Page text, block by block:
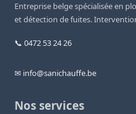
Entreprise belge spécialisée en
et détection de fuites.
📞 0472 53 24 26
✉ info@sanichauffe.be
Nos services